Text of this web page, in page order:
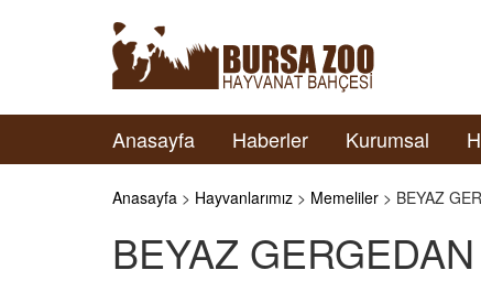
Anasayfa Haberler Kurumsal
Anasayfa > Hayvanlarımız > Memeliler > BEYAZ
BEYAZ